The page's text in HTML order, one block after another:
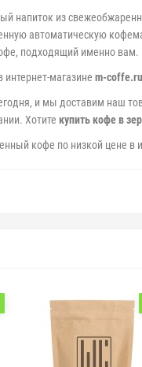
напиток из
автоматическую
подходящий именно вам.
магазине m-coffe.ru
и мы доставим наш
Хотите купить кофе в
кофе по низкой цене в